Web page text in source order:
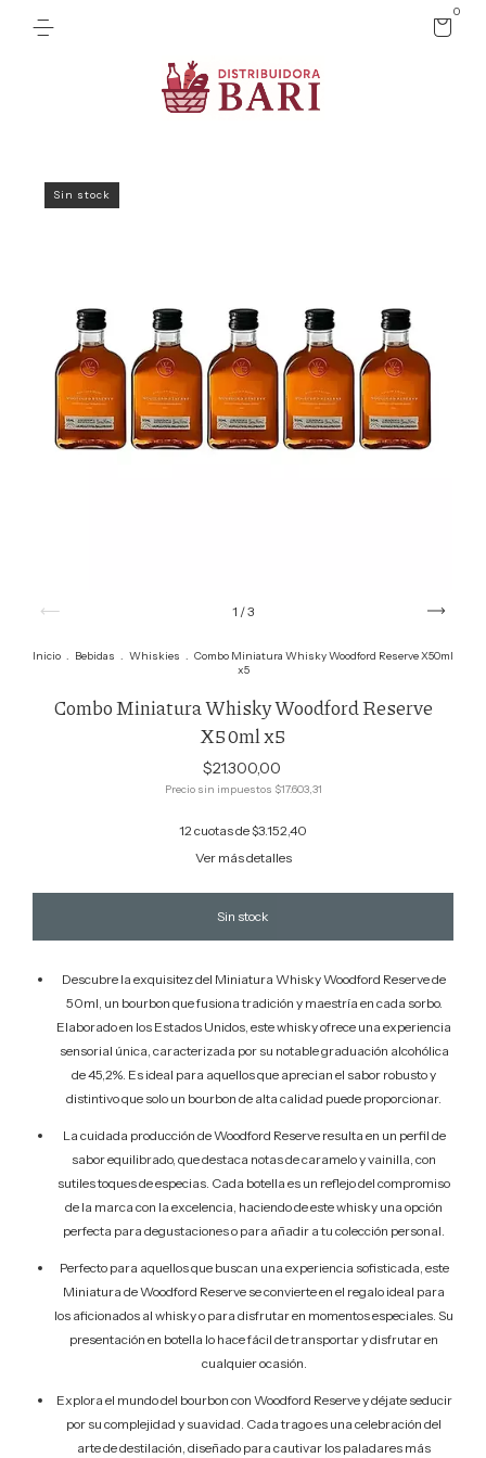
0
Sin stock
1 /3
Inicio . Bebidas . Whiskies . Combo Miniatura Whisky Woodford Reserve X50ml
x5
Combo Miniatura Whisky Woodford Reserve
X50ml x5
$21.300,00
Precio sin impuestos $17.603,31
12 cuotas de$3.152,40
Ver más detalles
Descubre la exquisitez del Miniatura Whisky Woodford Reserve de
50ml, un bourbon que fusiona tradición y maestría en cada sorbo.
Elaborado en los Estados Unidos, este whisky ofrece una experiencia
sensorial única, caracterizada por su notable graduación alcohólica
de 45,2%. Es ideal para aquellos que aprecian el sabor robusto y
distintivo que solo un bourbon de alta calidad puede proporcionar.
La cuidada producción de Woodford Reserve resulta en un perfil de
sabor equilibrado, que destaca notas de caramelo y vainilla, con
sutiles toques de especias. Cada botella es un reflejo del compromiso
de la marca con la excelencia, haciendo de este whisky una opción
perfecta para degustaciones o para añadir a tu colección personal.
Perfecto para aquellos que buscan una experiencia sofisticada, este
Miniatura de Woodford Reserve se convierte en el regalo ideal para
los aficionados al whisky o para disfrutar en momentos especiales. Su
presentación en botella lo hace fácil de transportar y disfrutar en
cualquier ocasión.
Explora el mundo del bourbon con Woodford Reserve y déjate seducir
por su complejidad y suavidad. Cada trago es una celebración del
arte de destilación, diseñado para cautivar los paladares más